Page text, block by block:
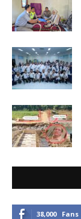
38,000 Fans